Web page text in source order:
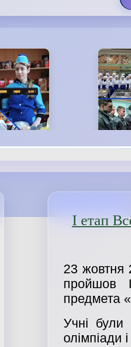
І етап
23
пройшов
предмета
Учні були
олімпіади